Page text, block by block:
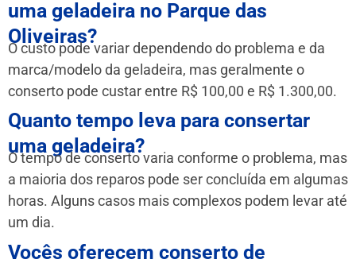
uma geladeira no Parque das
Oliveiras?
O custo pode variar dependendo do problema e da
marca/modelo da geladeira, mas geralmente o
conserto pode custar entre R$ 100,00 e R$ 1.300,00.
Quanto tempo leva para consertar
uma geladeira?
O tempo de conserto varia conforme o problema, mas
a maioria dos reparos pode ser concluída em algumas
horas. Alguns casos mais complexos podem levar até
um dia.
Vocês oferecem conserto de